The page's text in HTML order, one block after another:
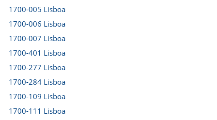
1700-005 Lisboa
1700-006 Lisboa
1700-007 Lisboa
1700-401 Lisboa
1700-277 Lisboa
1700-284 Lisboa
1700-109 Lisboa
1700-111 Lisboa